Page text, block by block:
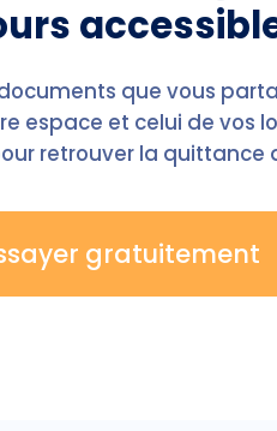
que vous
espace et celui de vos
retrouver la quittance
gratuitement